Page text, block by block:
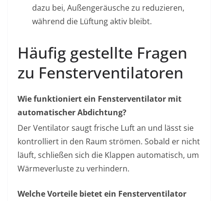
dazu bei, Außengeräusche zu reduzieren,
während die Lüftung aktiv bleibt.
Häufig gestellte Fragen
zu Fensterventilatoren
Wie funktioniert ein Fensterventilator mit
automatischer Abdichtung?
Der Ventilator saugt frische Luft an und lässt sie
kontrolliert in den Raum strömen. Sobald er nicht
läuft, schließen sich die Klappen automatisch, um
Wärmeverluste zu verhindern.
Welche Vorteile bietet ein Fensterventilator